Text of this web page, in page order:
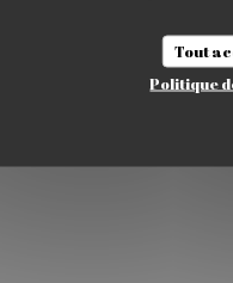
Tout
Politique